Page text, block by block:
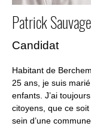
Patrick Sauvage
Candidat
Habitant de
25 ans, je suis
enfants. J’ai
citoyens, que ce
sein d’une